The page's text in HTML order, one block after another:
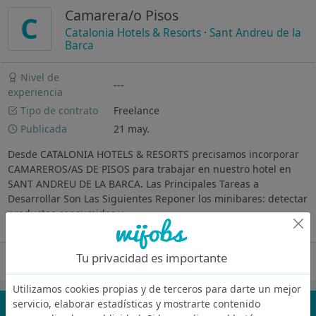
C Camarera/o Pisos
Catalonia Hotels & Resorts · Sant Andreu de la
Barca
Nivel de
experiencia
---
Tipo de contrato
Freelance
Publicada
21 may.
Desde CATALONIA HOTELS & RESORTS precisamos incorporar
CAMAREROS/AS DE PISOS para trabajar en nuestro hotel en
SANT ANDREU DE LA BARCA. Las Principales Tareas a
Desarrollar Son Las Siguientes Reponer los minibares: detectar
productos consumidos y...
Oferta desactivada
¡No te pierdas nada!
Tu privacidad es importante
Utilizamos cookies propias y de terceros para darte un mejor
servicio, elaborar estadísticas y mostrarte contenido